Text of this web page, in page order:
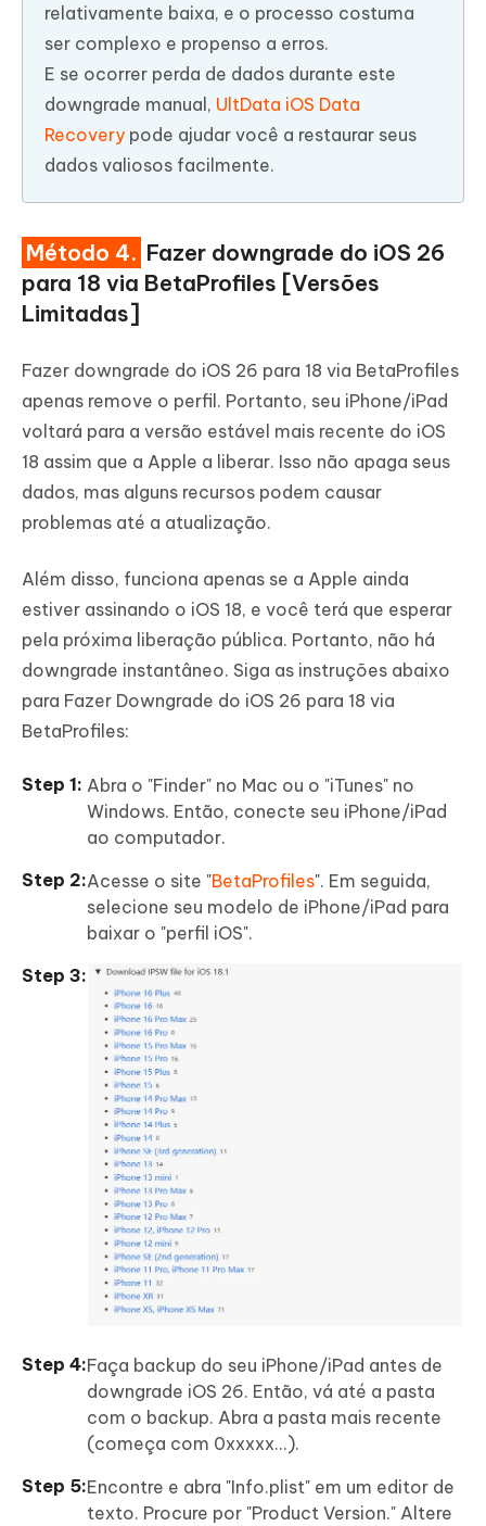
relativamente baixa, e o processo costuma
ser complexo e propenso a erros.
E se ocorrer perda de dados durante este
downgrade manual, UltData iOS Data
Recovery pode ajudar você a restaurar seus
dados valiosos facilmente.
Método 4. Fazer downgrade do iOS 26
para 18 via BetaProfiles [Versões
Limitadas]
Fazer downgrade do iOS 26 para 18 via BetaProfiles
apenas remove o perfil. Portanto, seu iPhone/iPad
voltará para a versão estável mais recente do iOS
18 assim que a Apple a liberar. Isso não apaga seus
dados, mas alguns recursos podem causar
problemas até a atualização.
Além disso, funciona apenas se a Apple ainda
estiver assinando o iOS 18, e você terá que esperar
pela próxima liberação pública. Portanto, não há
downgrade instantâneo. Siga as instruções abaixo
para Fazer Downgrade do iOS 26 para 18 via
BetaProfiles:
Abra o "Finder" no Mac ou o "iTunes" no
Windows. Então, conecte seu iPhone/iPad
ao computador.
Acesse o site "BetaProfiles". Em seguida,
selecione seu modelo de iPhone/iPad para
baixar o "perfil iOS".
Faça backup do seu iPhone/iPad antes de
downgrade iOS 26. Então, vá até a pasta
com o backup. Abra a pasta mais recente
(começa com 0xxxxx...).
Encontre e abra "Info.plist" em um editor de
texto. Procure por "Product Version." Altere